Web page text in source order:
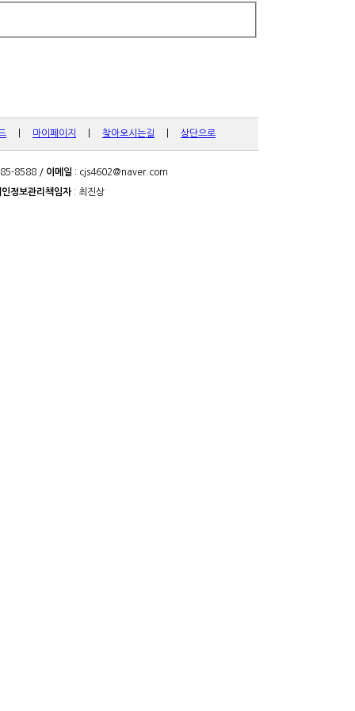
마이페이지 찾아오시는길 상단으로
8588 / 이메일 : cjs4602@naver.com
인정보관리책임자: 최진상